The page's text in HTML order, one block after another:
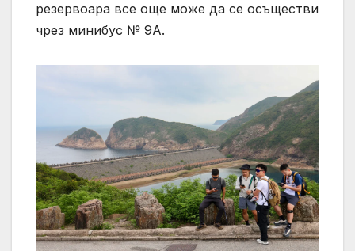
резервоара все още може да се осъществи
чрез минибус № 9А.